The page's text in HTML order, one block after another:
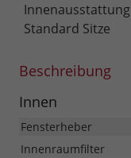
Innenausstattung
Standard Sitze
Beschreibung
Innen
Fensterheber
Innenraumfilter